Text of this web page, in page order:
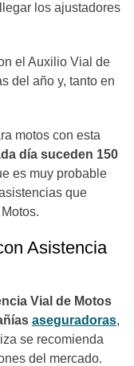
los ajustadores
el Auxilio Vial de
del año y, tanto en
motos con esta
día suceden 150
es muy probable
que
Asistencia
Vial de Motos
aseguradoras,
se recomienda
del mercado.